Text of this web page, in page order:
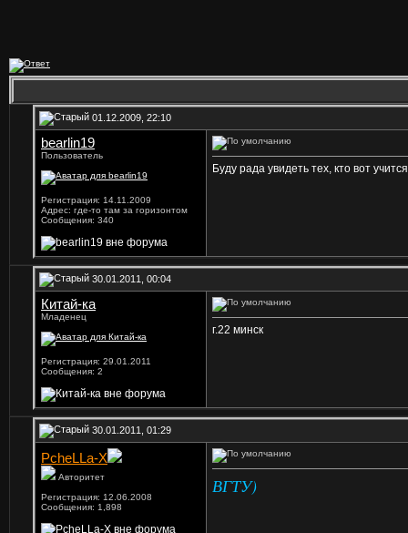
01.12.2009, 22:10
bearlin19
Пользователь
Регистрация: 14.11.2009
Адрес: где-то там за горизонтом
Сообщения: 340
Буду рада увидеть тех, кто вот
30.01.2011, 00:04
Китай-ка
Младенец
Регистрация: 29.01.2011
Сообщения: 2
г.22 минск
30.01.2011, 01:29
PcheLLa-X
Авторитет
Регистрация: 12.06.2008
Сообщения: 1,898
ВГТУ)